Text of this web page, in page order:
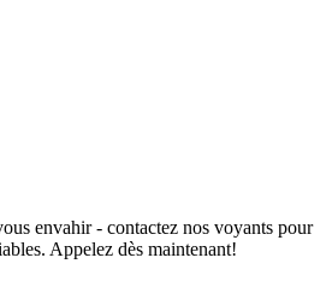
envahir - contactez nos voyants pour
Appelez dès maintenant!